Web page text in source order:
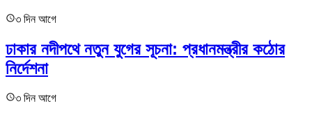
৩ দিন আগে
ঢাকার নদীপথে নতুন যুগের সূচনা: প্রধানমন্ত্রীর কঠোর
নির্দেশনা
৩ দিন আগে